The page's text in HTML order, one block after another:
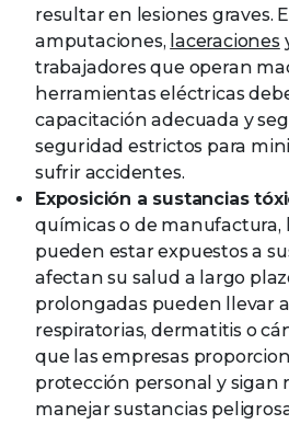
resultar en lesiones graves.
amputaciones, laceraciones
trabajadores que operan
herramientas eléctricas
capacitación adecuada y
seguridad estrictos para
sufrir accidentes.
Exposición a sustancias
químicas o de manufactura,
pueden estar expuestos a
afectan su salud a largo
prolongadas pueden llevar
respiratorias, dermatitis o
que las empresas
protección personal y sigan
manejar sustancias